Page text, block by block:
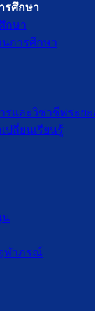
รศึกษา
กษา
นการศึกษา
รและวิชาชีพระย
ปลี่ยนเรียนรู้
น
ฬาภรณ์